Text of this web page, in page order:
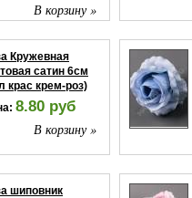
В корзину »
Кружевная
сатин 6см
крас крем-роз)
8.80 руб
В корзину »
шиповник